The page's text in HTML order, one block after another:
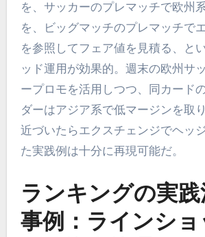
を、サッカーのプレマッチで欧州
を、ビッグマッチのプレマッチで
を参照してフェア値を見積る、と
ッド運用が効果的。週末の欧州サ
ープロモを活用しつつ、同カード
ダーはアジア系で低マージンを取
近づいたらエクスチェンジでヘッ
た実践例は十分に再現可能だ。
ランキングの実践
事例：ラインショ